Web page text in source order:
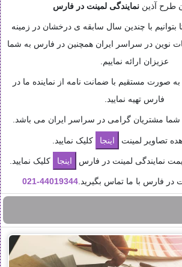
طرح آذیننمایندگی لمینت در فارس
بتوانیم با چندین سال سابقه ی درخشان در زمینه
نوین در سراسر ایران همچنین در فارس به شما
عزیزان ارائه نماییم.
به صورت مستقیم با ضمانت نامه از نماینده ما در
فارس تهیه نمایید.
مشتریان گرامی در سراسر ایران می باشد.
تصاویر لمینت کلیک نمایید.
نمایندگی لمینت در فارس کلیک نمایید.
فارس با ما تماس بگیرید.44019344-
021